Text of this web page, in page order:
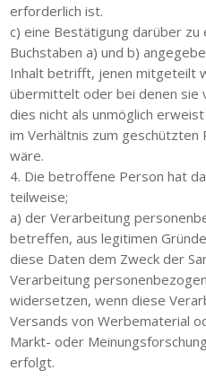
erforderlich ist.
c) eine Bestätigung darüber
Buchstaben a) und b)
Inhalt betrifft, jenen mitgeteilt
übermittelt oder bei denen sie
dies nicht als unmöglich
im Verhältnis zum
wäre.
4. Die betroffene Person hat
teilweise;
a) der Verarbeitung
betreffen, aus legitimen
diese Daten dem Zweck der
Verarbeitung
widersetzen, wenn diese
Versands von Werbematerial
Markt- oder
erfolgt.